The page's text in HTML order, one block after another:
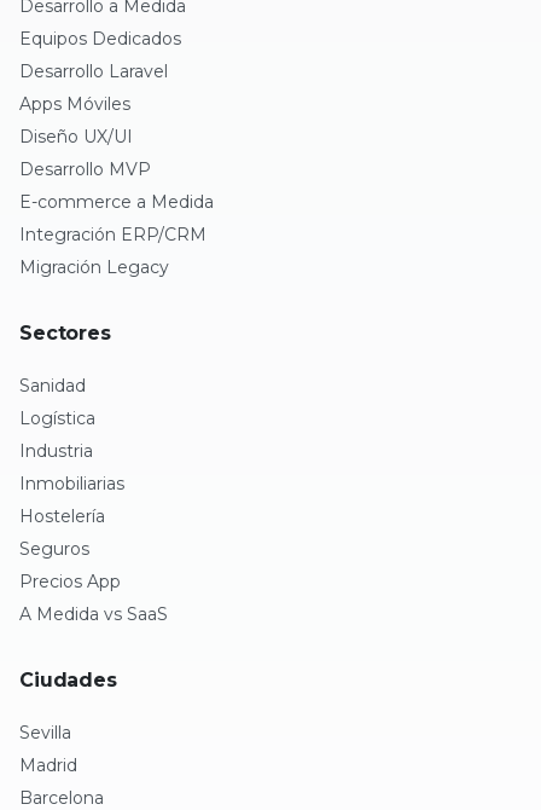
Desarrollo a Medida
Equipos Dedicados
Desarrollo Laravel
Apps Móviles
Diseño UX/UI
Desarrollo MVP
E-commerce a Medida
Integración ERP/CRM
Migración Legacy
Sectores
Sanidad
Logística
Industria
Inmobiliarias
Hostelería
Seguros
Precios App
A Medida vs SaaS
Ciudades
Sevilla
Madrid
Barcelona